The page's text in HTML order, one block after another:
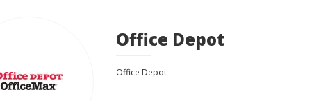
Office Depot
Office Depot